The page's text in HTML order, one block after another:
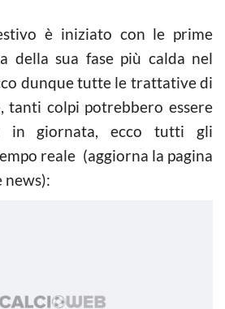
è iniziato con le prime
della sua fase più calda nel
dunque tutte le trattative di
tanti colpi potrebbero essere
in giornata, ecco tutti gli
reale (aggiorna la pagina
news):